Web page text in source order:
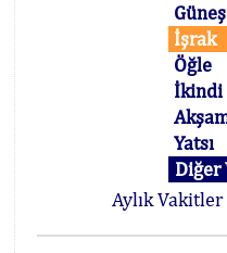
Güneş
İşrak
Öğle
İkindi
Yatsı
Diğer
Aylık Vakitler